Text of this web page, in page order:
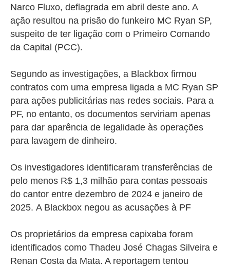
Narco Fluxo, deflagrada em abril deste ano. A
ação resultou na prisão do funkeiro MC Ryan SP,
suspeito de ter ligação com o Primeiro Comando
da Capital (PCC).
Segundo as investigações, a Blackbox firmou
contratos com uma empresa ligada a MC Ryan SP
para ações publicitárias nas redes sociais. Para a
PF, no entanto, os documentos serviriam apenas
para dar aparência de legalidade às operações
para lavagem de dinheiro.
Os investigadores identificaram transferências de
pelo menos R$ 1,3 milhão para contas pessoais
do cantor entre dezembro de 2024 e janeiro de
2025. A Blackbox negou as acusações à PF
Os proprietários da empresa capixaba foram
identificados como Thadeu José Chagas Silveira e
Renan Costa da Mata. A reportagem tentou